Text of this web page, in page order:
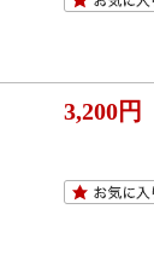
3,200円